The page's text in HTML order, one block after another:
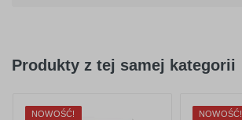
Produkty z tej samej kategorii
NOWOŚĆ! NOWOŚĆ!